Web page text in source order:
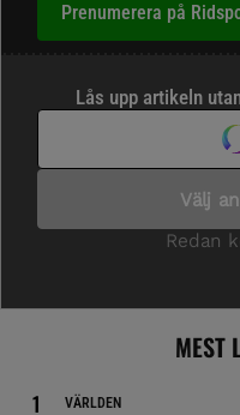
Prenumerera på
MEST
VÄRLDEN